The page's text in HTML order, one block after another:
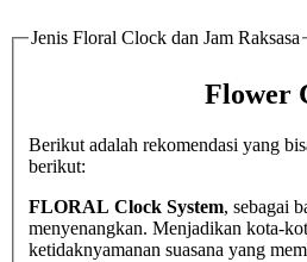
Jenis Floral Clock dan Jam Raksasa
Flower
Berikut adalah rekomendasi yang
berikut:
FLORAL Clock System, sebagai
menyenangkan. Menjadikan kota-
ketidaknyamanan suasana yang